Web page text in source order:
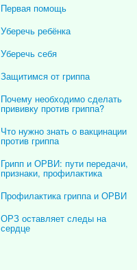
Первая помощь
Уберечь ребёнка
Уберечь себя
Защитимся от гриппа
Почему необходимо сделать
прививку против гриппа?
Что нужно знать о вакцинации
против гриппа
Грипп и ОРВИ: пути передачи,
признаки, профилактика
Профилактика гриппа и ОРВИ
ОРЗ оставляет следы на
сердце